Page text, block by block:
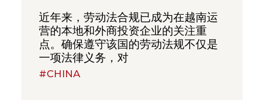
近年来，劳动法合规已成为在越南运
营的本地和外商投资企业的关注重
点。确保遵守该国的劳动法规不仅是
一项法律义务，对
#CHINA